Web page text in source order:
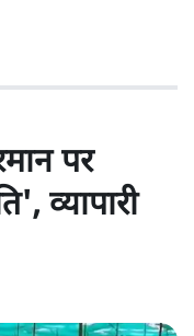
पर
व्यापारी